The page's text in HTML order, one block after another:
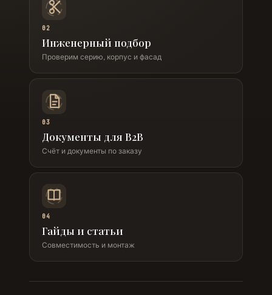
02
Инженерный подбор
Проверим серию, корпус и фасад
03
Документы для B2B
Счёт и документы по заказу
04
Гайды и статьи
Совместимость и монтаж